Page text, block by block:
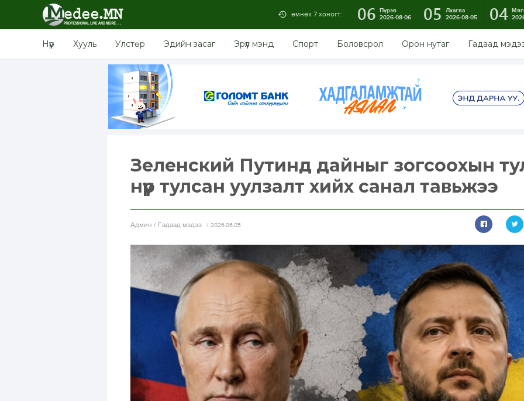
өмнөх 7 хоногт: 06 Пүрэв
2026-08-06
05
Лхагва
2026-08-05
04
Нүүр Хууль Улстөр Эдийн засаг Эрүүл мэнд Спорт Боловсрол Орон нутаг Гадаад
Зеленский Путинд дайныг зогсоохын
нүүр тулсан уулзалт хийх санал тавьжээ
Aдмин / Гадаад мэдээ 2026.06.05